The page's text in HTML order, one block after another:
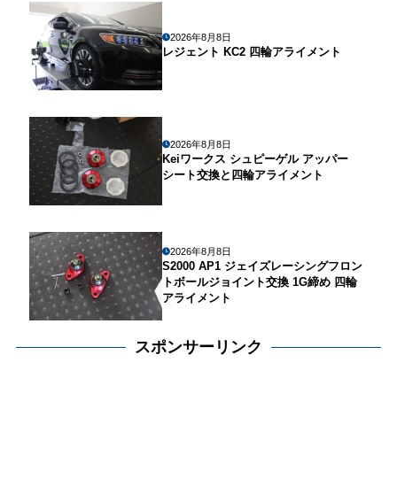
2026年8月8日
レジェント KC2 四輪アライメント
2026年8月8日
Keiワークス シュピーゲル アッパー
シート交換と四輪アライメント
2026年8月8日
S2000 AP1 ジェイズレーシングフロン
トボールジョイント交換 1G締め 四輪
アライメント
スポンサーリンク